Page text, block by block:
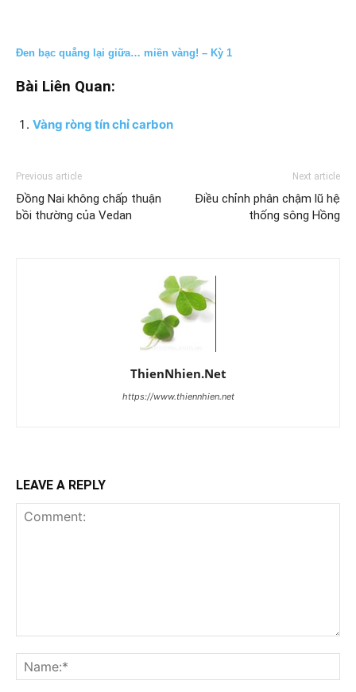
Đen bạc quẳng lại giữa… miền vàng! – Kỳ 1
Bài Liên Quan:
Vàng ròng tín chỉ carbon
Previous article
Đồng Nai không chấp thuận
bồi thường của Vedan
Next article
Điều chỉnh phân chậm lũ hệ
thống sông Hồng
ThienNhien.Net
https://www.thiennhien.net
LEAVE A REPLY